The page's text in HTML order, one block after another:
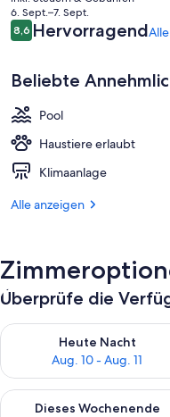
Preis
beträgt
144 €.
6. Sept.–7. Sept.
Bewertungen
8,68,6 von 10.
Hervorragend
Beliebte
Pool
Haustiere erlaubt
Klimaanlage
Alle anzeigen
Überprüfe die
Heute Nacht
Aug. 10 - Aug. 11
Überprüfe die
Dieses Wochenende
Überprüfe die